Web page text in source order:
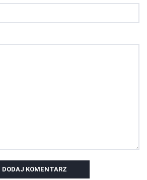
DODAJ KOMENTARZ